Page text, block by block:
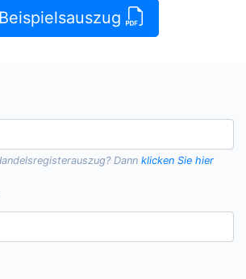
Beispielsauszug
? Dann klicken Sie hier